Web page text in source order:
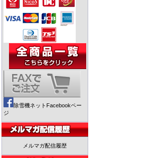
除雪機ネットFacebookペー
ジ
メルマガ配信履歴